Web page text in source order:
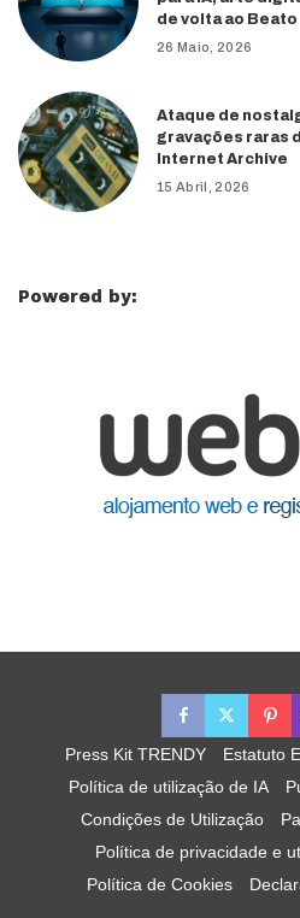
de volta ao Beato
26 Maio, 2026
Ataque de
gravações raras
Internet Archive
15 Abril, 2026
Powered by:
Press Kit TRENDY Estatuto
Política de utilização de IA
Condições de Utilização
Política de privacidade e
Política de Cookies